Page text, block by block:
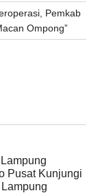
Pemkab
Ompong”
Pusat Kunjungi